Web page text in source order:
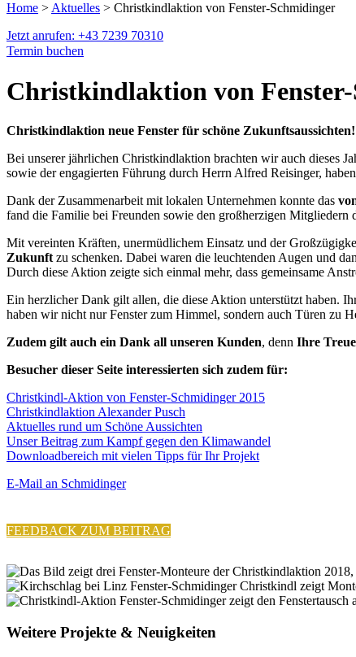
Home > Aktuelles > Christkindlaktion von Fenster-Schmidinger
Jetzt anrufen: +43 7239 70310
Termin buchen
Christkindlaktion von
Christkindlaktion neue Fenster für schöne Zukunftsaussichten!
Bei unserer jährlichen Christkindlaktion brachten wir auch dieses
sowie der engagierten Führung durch Herrn Alfred Reisinger,
Dank der Zusammenarbeit mit lokalen Unternehmen konnte das
fand die Familie bei Freunden sowie den großherzigen Mitgliedern
Mit vereinten Kräften, unermüdlichem Einsatz und der
Zukunft zu schenken. Dabei waren die leuchtenden Augen und
Durch diese Aktion zeigte sich einmal mehr, dass gemeinsame
Ein herzlicher Dank gilt allen, die diese Aktion unterstützt haben.
haben wir nicht nur Fenster zum Himmel, sondern auch Türen zu
Zudem gilt auch ein Dank all unseren Kunden, denn Ihre
Besucher dieser Seite interessierten sich zudem für:
Christkindl-Aktion von Fenster-Schmidinger 2015
Christkindlaktion Alexander Pusch
Aktuelles rund um Schöne Aussichten
Unser Beitrag zum Kampf gegen den Klimawandel
Downloadbereich mit vielen Tipps für Ihr Projekt
E-Mail an Schmidinger
FEEDBACK ZUM BEITRAG
Weitere Projekte & Neuigkeiten